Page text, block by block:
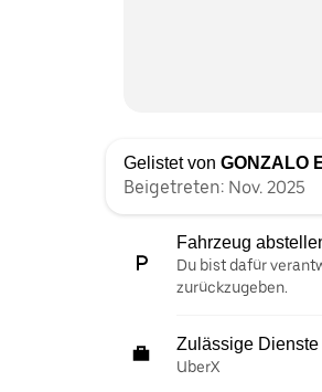
Gelistet von GONZALO
Beigetreten: Nov. 2025
Fahrzeug
Du bist dafür
zurückzugeben.
Zulässige Dienste
UberX